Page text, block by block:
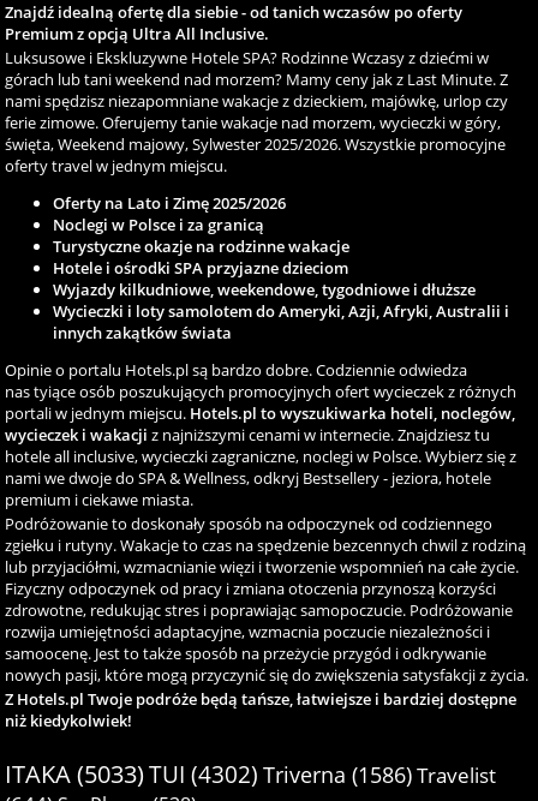
Znajdź idealną ofertę dla siebie - od tanich wczasów po oferty
Premium z opcją Ultra All Inclusive.
Luksusowe i Ekskluzywne Hotele SPA? Rodzinne Wczasy z dziećmi w
górach lub tani weekend nad morzem? Mamy ceny jak z Last Minute. Z
nami spędzisz niezapomniane wakacje z dzieckiem, majówkę, urlop czy
ferie zimowe. Oferujemy tanie wakacje nad morzem, wycieczki w góry,
święta, Weekend majowy, Sylwester 2025/2026. Wszystkie promocyjne
oferty travel w jednym miejscu.
Oferty na Lato i Zimę 2025/2026
Noclegi w Polsce i za granicą
Turystyczne okazje na rodzinne wakacje
Hotele i ośrodki SPA przyjazne dzieciom
Wyjazdy kilkudniowe, weekendowe, tygodniowe i dłuższe
Wycieczki i loty samolotem do Ameryki, Azji, Afryki, Australii i
innych zakątków świata
Opinie o portalu Hotels.pl są bardzo dobre. Codziennie odwiedza
nas tyiące osób poszukujących promocyjnych ofert wycieczek z różnych
portali w jednym miejscu. Hotels.pl to wyszukiwarka hoteli, noclegów,
wycieczek i wakacji z najniższymi cenami w internecie. Znajdziesz tu
hotele all inclusive, wycieczki zagraniczne, noclegi w Polsce. Wybierz się z
nami we dwoje do SPA & Wellness, odkryj Bestsellery - jeziora, hotele
premium i ciekawe miasta.
Podróżowanie to doskonały sposób na odpoczynek od codziennego
zgiełku i rutyny. Wakacje to czas na spędzenie bezcennych chwil z rodziną
lub przyjaciółmi, wzmacnianie więzi i tworzenie wspomnień na całe życie.
Fizyczny odpoczynek od pracy i zmiana otoczenia przynoszą korzyści
zdrowotne, redukując stres i poprawiając samopoczucie. Podróżowanie
rozwija umiejętności adaptacyjne, wzmacnia poczucie niezależności i
samoocenę. Jest to także sposób na przeżycie przygód i odkrywanie
nowych pasji, które mogą przyczynić się do zwiększenia satysfakcji z życia.
Z Hotels.pl Twoje podróże będą tańsze, łatwiejsze i bardziej dostępne
niż kiedykolwiek!
ITAKA (5033)TUI (4302) Triverna (1586)Travelist